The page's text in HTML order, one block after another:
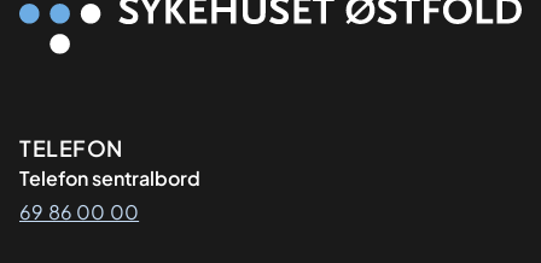
Kontaktinformasjon
TELEFON
Telefon sentralbord
69 86 00 00